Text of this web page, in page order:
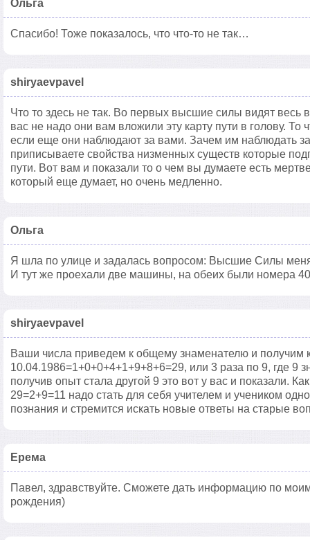
Ольга
Спасибо! Тоже показалось, что что-то не так…
shiryaevpavel
Что то здесь не так. Во первых высшие силы видят весь
вас не надо они вам вложили эту карту пути в голову.
если еще они наблюдают за вами. Зачем им наблюдать
приписываете свойства низменных существ которые
пути. Вот вам и показали то о чем вы думаете есть
который еще думает, но очень медленно.
Ольга
Я шла по улице и задалась вопросом: Высшие Силы
И тут же проехали две машины, на обеих были номера
shiryaevpavel
Ваши числа приведем к общему знаменателю и получим
10.04.1986=1+0+0+4+1+9+8+6=29, или 3 раза по 9, где 9
получив опыт стала другой 9 это вот у вас и показали.
29=2+9=11 надо стать для себя учителем и учеником
познания и стремится искать новые ответы на старые
Eрема
Павел, здравствуйте. Сможете дать информацию по
рождения)